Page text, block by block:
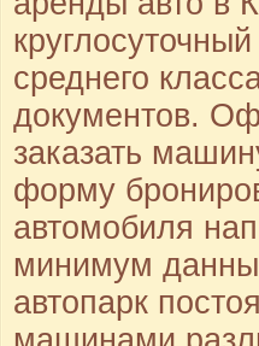
среднего
документов.
заказать
форму
автомобиля
минимум
автопарк